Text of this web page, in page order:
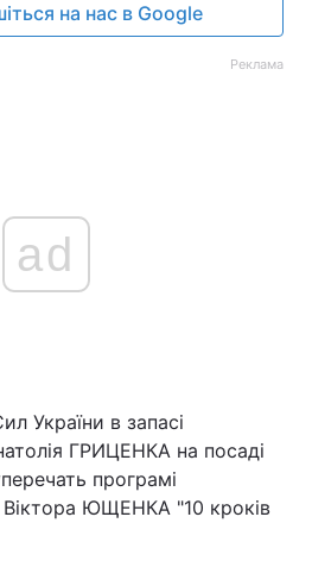
на нас в Google
Реклама
ad
України в запасі
ГРИЦЕНКА на посаді
програмі
Віктора ЮЩЕНКА "10 кроків